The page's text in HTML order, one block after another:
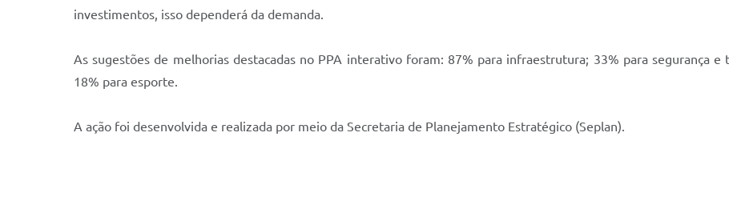
investimentos, isso dependerá da demanda.
As sugestões de melhorias destacadas no PPA interativo foram: 87% para infraestrutura; 33% para segurança e
18% para esporte.
A ação foi desenvolvida e realizada por meio da Secretaria de Planejamento Estratégico (Seplan).